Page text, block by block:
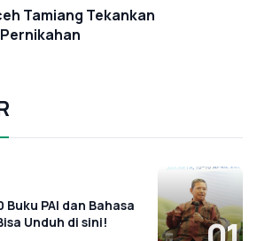
Tamiang Tekankan
PAI dan Bahasa
Unduh di sini!